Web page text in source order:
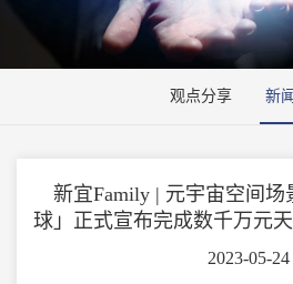
观点分享 新
新宜Family | 元宇宙空间场
球」正式宣布完成数千万元
2023-05-24